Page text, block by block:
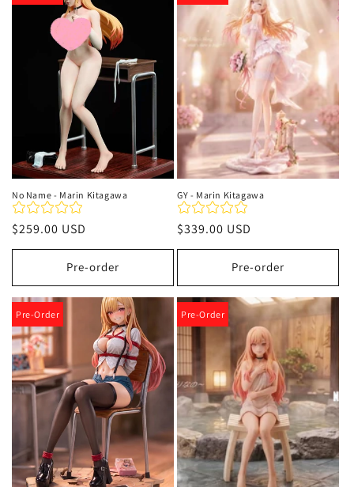
No Name - Marin Kitagawa
Precio
habitual
$259.00 USD
Pre-order
GY - Marin Kitagawa
Precio
habitual
$339.00 USD
Pre-order
Pre-Order Pre-Order